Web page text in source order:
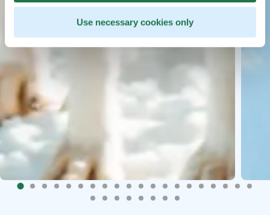
Use necessary cookies only